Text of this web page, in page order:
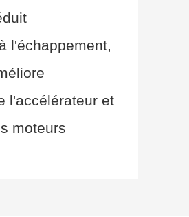
l'échappement,
l'accélérateur et
moteurs